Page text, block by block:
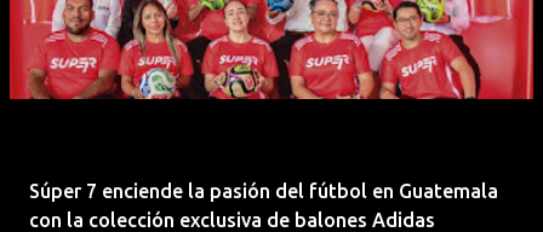
Súper 7 enciende la pasión del fútbol en Guatemala
con la colección exclusiva de balones Adidas